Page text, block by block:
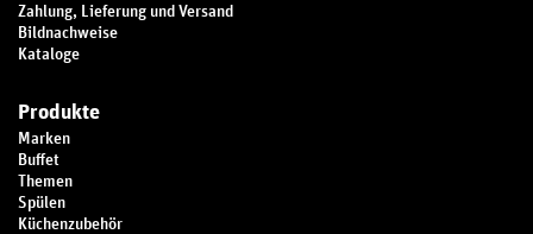
Zahlung, Lieferung und Versand
Bildnachweise
Kataloge
Produkte
Marken
Buffet
Themen
Spülen
Küchenzubehör